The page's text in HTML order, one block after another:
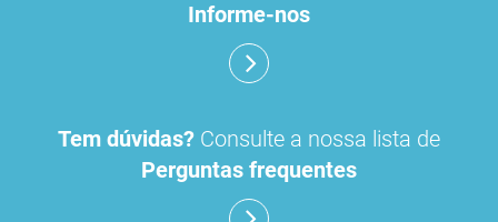
Informe-nos
Tem dúvidas? Consulte a nossa lista de
Perguntas frequentes